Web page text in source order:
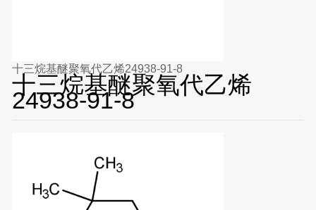
十三烷基醚聚氧代乙烯24938-91-8
十三烷基醚聚氧代乙烯
24938-91-8